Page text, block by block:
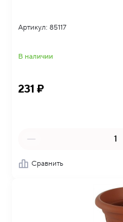
Артикул: 85117
В наличии
231 ₽
Сравнить